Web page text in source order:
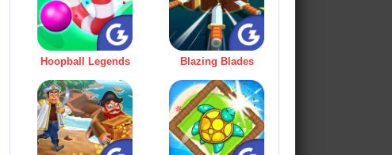
Hoopball Legends Blazing Blades